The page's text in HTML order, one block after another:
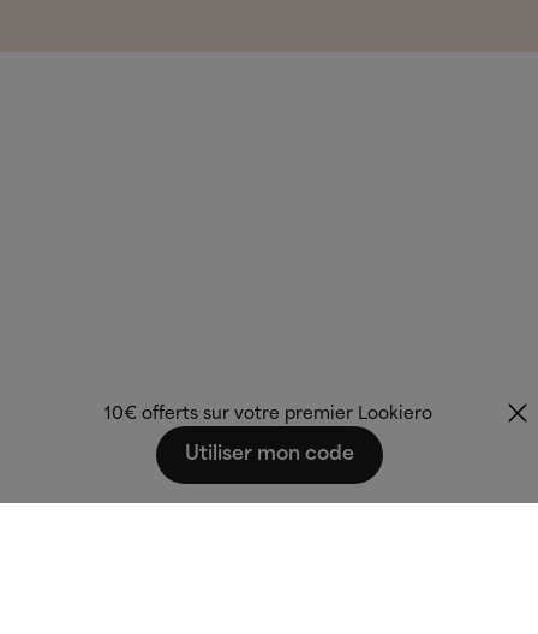
10€ offerts sur votre premier Lookiero
Utiliser mon code